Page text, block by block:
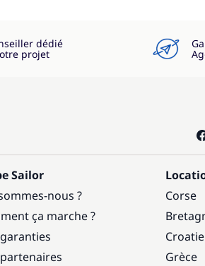
dédié
projet
Sailor
nous ?
ça marche ?
Corse
Croatie
Grèce